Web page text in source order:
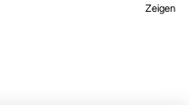
Zeigen